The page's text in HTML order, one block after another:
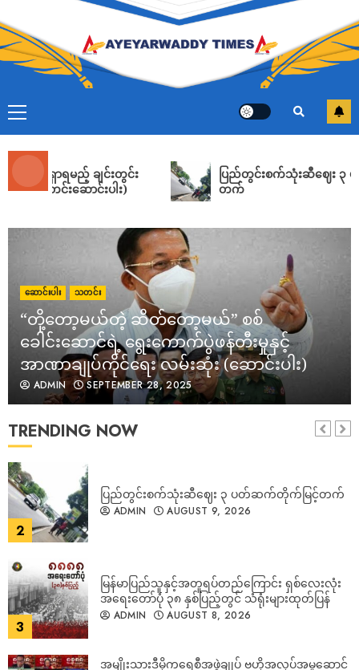
မည့် ချင်းတွင်း
ဆောင်းပါး)
ပြည်တွင်းစက်သုံးဆီဈေး ၃ ပတ်ဆက်တိုက်
တက်
ဆောင်းပါး သတင်း
“တို့တော့မယ်တဲ့ ဆိတ်တော့မယ်” စစ်
ခေါင်းဆောင်ရဲ့ ရွေးကောက်ပွဲဖန်တီးမှုနှင့်
အာဏာချုပ်ကိုင်ရေး လမ်းဆုံး (ဆောင်းပါး)
ADMIN SEPTEMBER 28, 2025
TRENDING NOW
5
မင်းအောင်လှိုင်ရဲ့ ဘန်ကောက်ခရီးစဉ်ဟာ မြန်မာစစ်
အုပ်စုကို တရားဝင်မှုပေးတာမဟုတ်ဘူးလို့ ထိုင်း ပြော
ADMIN AUGUST 8, 2026
ဆည်တော်ကြီးဆည်ရေ တံငါလမ်းပိုင်းနှင့် အချို့
ကျေးရွာများသို့ ရေဝင်ရောက်၊ ‌ဒေသခံများနေရာ
လာမည့် ၂ ရက်အတွင်း မိုးဆက်လက် အားကောင်း
မည်၊ မြစ် ၄ စင်း စိုးရိမ်ရေမှတ်ရောက်နိုင်၍ ဒေသ
ADMIN AUGUST 7, 2026
1
ဝမ်းစာနဲ့သဘာဝကြား အဖြေရှာရမည့် ချင်းတွင်း
မြစ်ဝှမ်း ရွှေတူးဖော်ရေး (သတင်းဆောင်းပါး)
ADMIN AUGUST 9, 2026
2
ပြည်တွင်းစက်သုံးဆီဈေး ၃ ပတ်ဆက်တိုက်မြင့်တက်
3
မြန်မာပြည်သူနှင့်အတူရပ်တည်ကြောင်း ရှစ်လေးလုံး
အရေးတော်ပုံ ၃၈ နှစ်ပြည့်တွင် သံရုံးများထုတ်ပြန်
ADMIN AUGUST 8, 2026
4
ဦးဆောင်ကျင်းပသည့် ၃၈ နှစ်မြောက် ရှစ်လေးလုံး
အရေးတော်ပုံနေ့ အထိမ်းအမှတ် အခမ်းအနား ကျင်းပ
ပြုလုပ်